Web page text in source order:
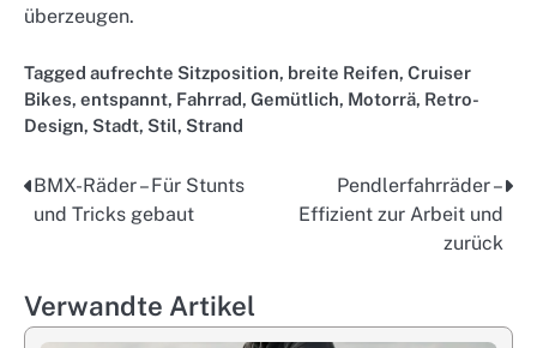
überzeugen.
Tagged aufrechte Sitzposition, breite Reifen, Cruiser
Bikes, entspannt, Fahrrad, Gemütlich, Motorrä, Retro-
Design, Stadt, Stil, Strand
Post
navigation
BMX-Räder – Für Stunts
und Tricks gebaut
Pendlerfahrräder –
Effizient zur Arbeit und
zurück
Verwandte Artikel